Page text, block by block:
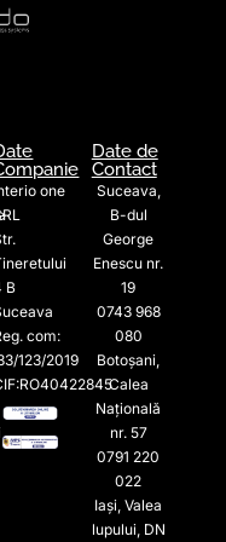
one
B
com:
123/2019
Date de
Contact
Suceava,
B-dul
George
Enescu nr.
19
0743 968
080
Botoșani,
Calea
Națională
nr. 57
0791 220
022​
Iași, Valea
lupului, DN